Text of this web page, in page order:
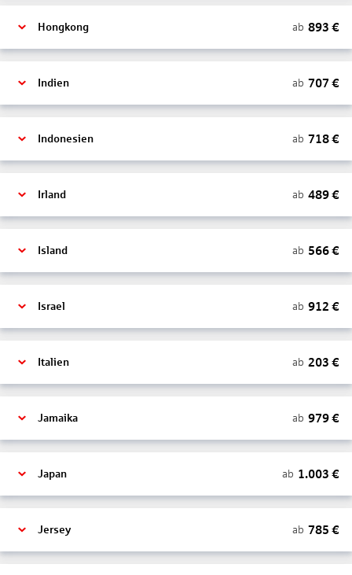
Hongkong ab 893 €
Indien ab 707 €
Indonesien ab 718€
Irland ab 489€
Island ab 566€
Israel ab 912 €
Italien ab 203 €
Jamaika ab 979€
Japan ab 1.003 €
Jersey ab 785 €